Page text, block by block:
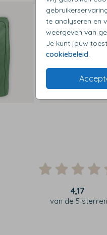
te analyseren en
weergeven van
Je kunt jouw
cookiebeleid
4,17
van de 5 sterren